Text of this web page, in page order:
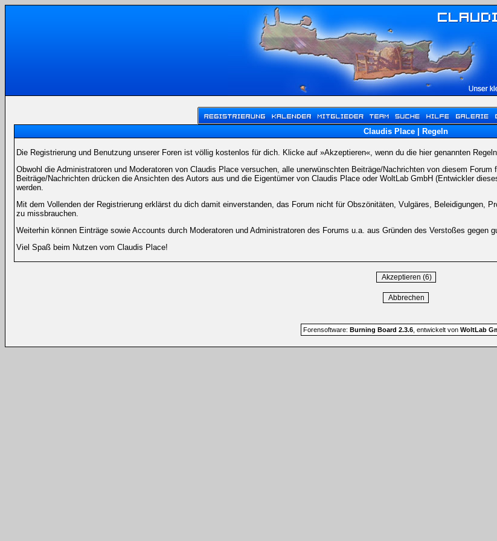
Claudis Place | Regeln
Die Registrierung und Benutzung unserer Foren ist völlig kostenlos für dich. Klicke auf »Akzeptieren«, wenn du die hier genannten
Obwohl die Administratoren und Moderatoren von Claudis Place versuchen, alle unerwünschten Beiträge/Nachrichten von diesem
Beiträge/Nachrichten drücken die Ansichten des Autors aus und die Eigentümer von Claudis Place oder WoltLab GmbH (Entwickler
werden.
Mit dem Vollenden der Registrierung erklärst du dich damit einverstanden, das Forum nicht für Obszönitäten, Vulgäres, Beleidigungen,
zu missbrauchen.
Weiterhin können Einträge sowie Accounts durch Moderatoren und Administratoren des Forums u.a. aus Gründen des Verstoßes gegen
Viel Spaß beim Nutzen vom Claudis Place!
Forensoftware: Burning Board 2.3.6, entwickelt von WoltLab